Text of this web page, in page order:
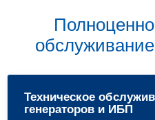
обслуживание
Техническое
генераторов и ИБП